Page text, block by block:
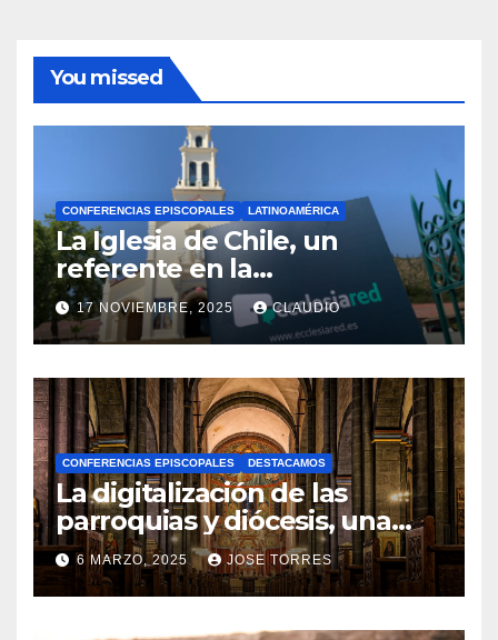
You missed
CONFERENCIAS EPISCOPALES LATINOAMÉRICA
La Iglesia de Chile, un
referente en la
transformación digital
gracias a Ecclesiared
17 NOVIEMBRE, 2025 CLAUDIO
N
O
H
A
Y
C
O
M
CONFERENCIAS EPISCOPALES DESTACAMOS
La digitalización de las
parroquias y diócesis, una
realidad ya para el futuro de
la Iglesia
6 MARZO, 2025 JOSE TORRES
N
O